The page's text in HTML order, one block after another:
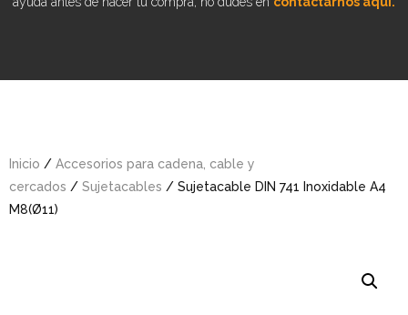
Inicio / Accesorios para cadena, cable y
cercados / Sujetacables / Sujetacable DIN 741 Inoxidable A4
M8(Ø11)